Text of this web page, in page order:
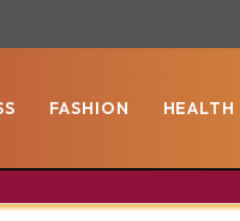
FASHION HEALTH